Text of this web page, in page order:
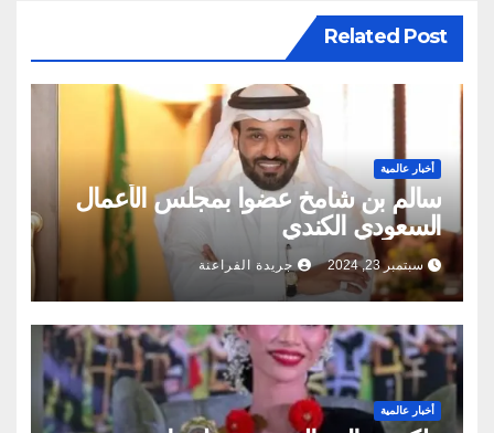
Related Post
أخبار عالمية
سالم بن شامخ عضوا بمجلس الأعمال
السعودي الكندي
سبتمبر 23, 2024 جريدة الفراعنة
أخبار عالمية